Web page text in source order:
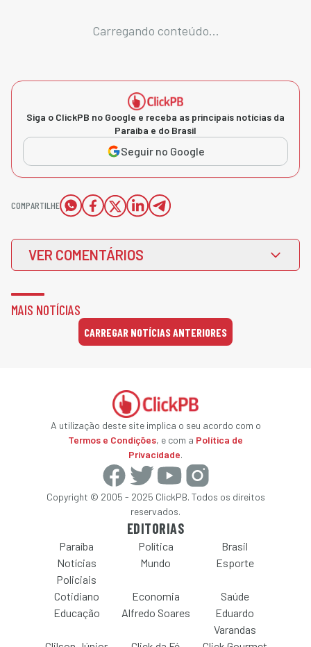
Carregando conteúdo...
Siga o ClickPB no Google e receba as principais notícias da
Paraíba e do Brasil
Seguir no Google
COMPARTILHE
VER COMENTÁRIOS
MAIS NOTÍCIAS
CARREGAR NOTÍCIAS ANTERIORES
A utilização deste site implica o seu acordo com o
Termos e Condições, e com a Política de
Privacidade.
Copyright © 2005 - 2025 ClickPB. Todos os direitos
reservados.
EDITORIAS
Paraíba Política
Brasil
Notícias
Policiais
Mundo Esporte
Cotidiano Economia
Saúde
Educação
Alfredo Soares
Eduardo
Varandas